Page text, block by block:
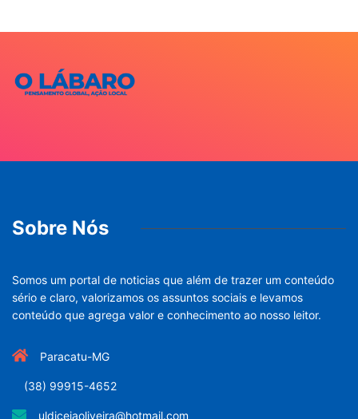
Sobre Nós
Somos um portal de noticias que além de trazer um conteúdo
sério e claro, valorizamos os assuntos sociais e levamos
conteúdo que agrega valor e conhecimento ao nosso leitor.
Paracatu-MG
(38) 99915-4652
uldiceiaoliveira@hotmail.com